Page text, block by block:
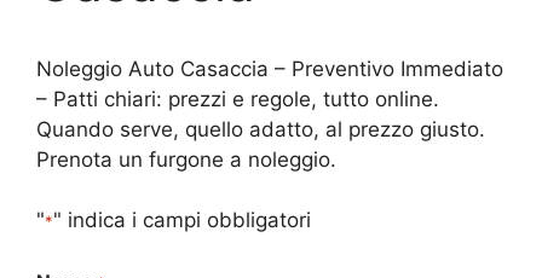
Noleggio Auto Casaccia – Preventivo Immediato
– Patti chiari: prezzi e regole, tutto online.
Quando serve, quello adatto, al prezzo giusto.
Prenota un furgone a noleggio.
"*" indica i campi obbligatori